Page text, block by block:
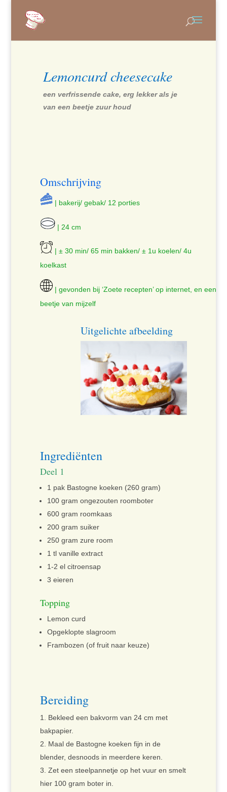
Lemoncurd cheesecake
een verfrissende cake, erg lekker als je
van een beetje zuur houd
Omschrijving
| bakerij/ gebak/ 12 porties
| 24 cm
| ± 30 min/ 65 min bakken/ ± 1u koelen/ 4u
koelkast
| gevonden bij ‘Zoete recepten’ op internet, en een
beetje van mijzelf
Uitgelichte afbeelding
Ingrediënten
Deel 1
1 pak Bastogne koeken (260 gram)
100 gram ongezouten roomboter
600 gram roomkaas
200 gram suiker
250 gram zure room
1 tl vanille extract
1-2 el citroensap
3 eieren
Topping
Lemon curd
Opgeklopte slagroom
Frambozen (of fruit naar keuze)
Bereiding
Bekleed een bakvorm van 24 cm met
bakpapier.
Maal de Bastogne koeken fijn in de
blender, desnoods in meerdere keren.
Zet een steelpannetje op het vuur en smelt
hier 100 gram boter in.